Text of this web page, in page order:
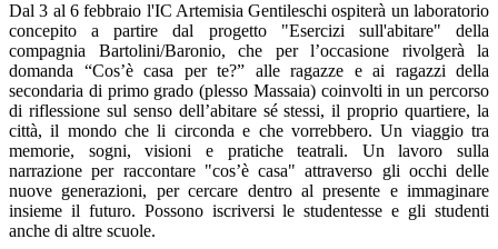
Dal 3 al 6 febbraio l'IC Artemisia Gentileschi ospiterà un laboratorio
concepito a partire dal progetto "Esercizi sull'abitare" della
compagnia Bartolini/Baronio, che per l’occasione rivolgerà la
domanda “Cos’è casa per te?” alle ragazze e ai ragazzi della
secondaria di primo grado (plesso Massaia) coinvolti in un percorso
di riflessione sul senso dell’abitare sé stessi, il proprio quartiere, la
città, il mondo che li circonda e che vorrebbero. Un viaggio tra
memorie, sogni, visioni e pratiche teatrali. Un lavoro sulla
narrazione per raccontare "cos’è casa" attraverso gli occhi delle
nuove generazioni, per cercare dentro al presente e immaginare
insieme il futuro. Possono iscriversi le studentesse e gli studenti
anche di altre scuole.